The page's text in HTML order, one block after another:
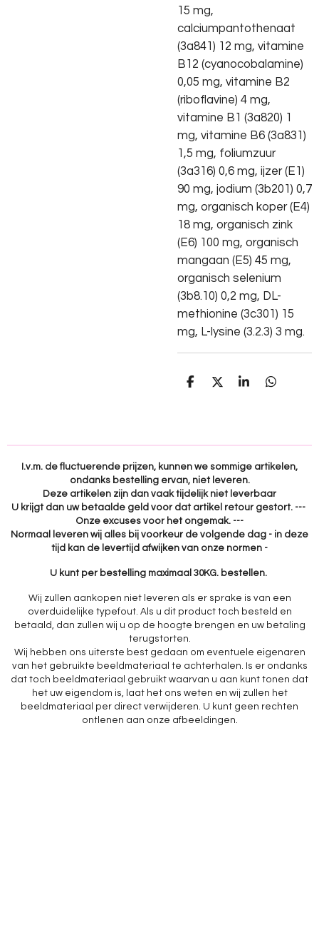
15 mg,
calciumpantothenaat
(3a841) 12 mg, vitamine
B12 (cyanocobalamine)
0,05 mg, vitamine B2
(riboflavine) 4 mg,
vitamine B1 (3a820) 1
mg, vitamine B6 (3a831)
1,5 mg, foliumzuur
(3a316) 0,6 mg, ijzer (E1)
90 mg, jodium (3b201) 0,7
mg, organisch koper (E4)
18 mg, organisch zink
(E6) 100 mg, organisch
mangaan (E5) 45 mg,
organisch selenium
(3b8.10) 0,2 mg, DL-
methionine (3c301) 15
mg, L-lysine (3.2.3) 3 mg.
D
D
S
D
I.v.m. de fluctuerende prijzen, kunnen we sommige artikelen,
ondanks bestelling ervan, niet leveren.
Deze artikelen zijn dan vaak tijdelijk niet leverbaar
U krijgt dan uw betaalde geld voor dat artikel retour gestort. ---
Onze excuses voor het ongemak. ---
Normaal leveren wij alles bij voorkeur de volgende dag - in deze
tijd kan de levertijd afwijken van onze normen -
U kunt per bestelling maximaal 30KG. bestellen.
Wij zullen aankopen niet leveren als er sprake is van een
overduidelijke typefout. Als u dit product toch besteld en
betaald, dan zullen wij u op de hoogte brengen en uw betaling
terugstorten.
Wij hebben ons uiterste best gedaan om eventuele eigenaren
van het gebruikte beeldmateriaal te achterhalen. Is er ondanks
dat toch beeldmateriaal gebruikt waarvan u aan kunt tonen dat
het uw eigendom is, laat het ons weten en wij zullen het
beeldmateriaal per direct verwijderen. U kunt geen rechten
ontlenen aan onze afbeeldingen.